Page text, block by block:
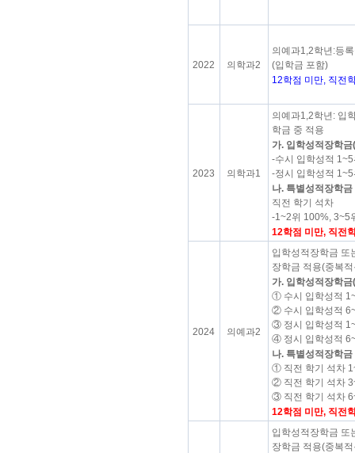
2022 의학과2
의예과1,2학년:등
(입학금 포함)
12학점 미만, 직전
2023 의학과1
의예과1,2학년: 입
학금 중 적용
가. 입학성적장학
-수시 입학성적
-정시 입학성적
나. 특별성적장학금
직전 학기 석차
-1~2위 100%, 3~5
12학점 미만, 직전
2024 의예과2
입학성적장학금 또
장학금 적용(중복
가. 입학성적장학
① 수시 입학성적
② 수시 입학성적
③ 정시 입학성적
④ 정시 입학성적
나. 특별성적장학금
① 직전 학기 석차
② 직전 학기 석차
③ 직전 학기 석차
12학점 미만, 직전
입학성적장학금 또
장학금 적용(중복